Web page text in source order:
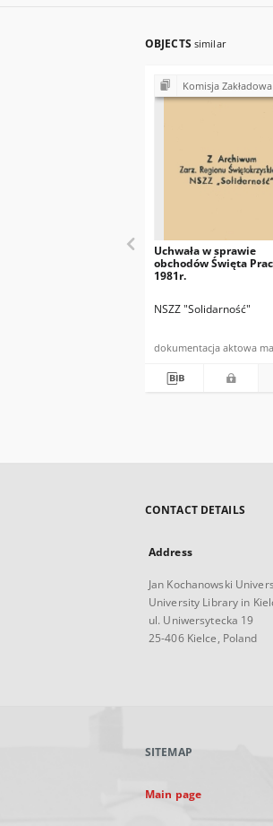
OBJECTS similar
Komisja Zakładowa NSZZ "Solidarność" przy Urzędzie
Uchwała w sprawie
obchodów Święta
1981r.
NSZZ "Solidarność"
CONTACT DETAILS
Address
Jan Kochanowski
University Library in
ul. Uniwersytecka 19
25-406 Kielce, Poland
SITEMAP
Main page